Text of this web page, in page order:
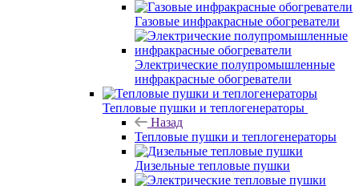
Газовые инфракрасные обогреватели
Электрические полупромышленные
инфракрасные обогреватели
Тепловые пушки и теплогенераторы
Назад
Тепловые пушки и теплогенераторы
Дизельные тепловые пушки